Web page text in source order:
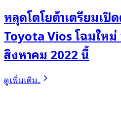
หลุดโตโยต้าเตรียมเปิ
Toyota Vios โฉมใหม่
สิงหาคม 2022 นี้
ดูเพิ่มเติม..